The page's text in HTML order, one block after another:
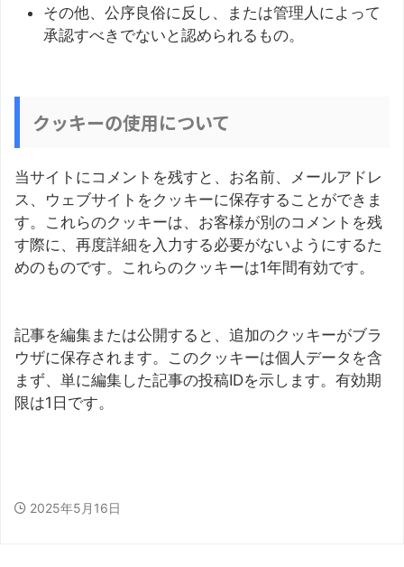
その他、公序良俗に反し、または管理人によって
承認すべきでないと認められるもの。
クッキーの使用について
当サイトにコメントを残すと、お名前、メールアドレ
ス、ウェブサイトをクッキーに保存することができま
す。これらのクッキーは、お客様が別のコメントを残
す際に、再度詳細を入力する必要がないようにするた
めのものです。これらのクッキーは1年間有効です。
記事を編集または公開すると、追加のクッキーがブラ
ウザに保存されます。このクッキーは個人データを含
まず、単に編集した記事の投稿IDを示します。有効期
限は1日です。
2025年5月16日